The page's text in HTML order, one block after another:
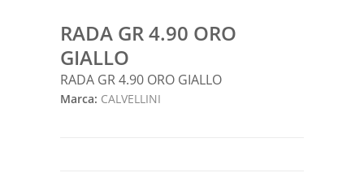
RADA GR 4.90 ORO
GIALLO
RADA GR 4.90 ORO GIALLO
Marca: CALVELLINI